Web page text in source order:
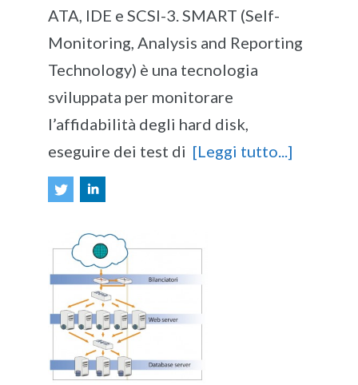
ATA, IDE e SCSI-3. SMART (Self-
Monitoring, Analysis and Reporting
Technology) è una tecnologia
sviluppata per monitorare
l’affidabilità degli hard disk,
eseguire dei test di [Leggi tutto...]